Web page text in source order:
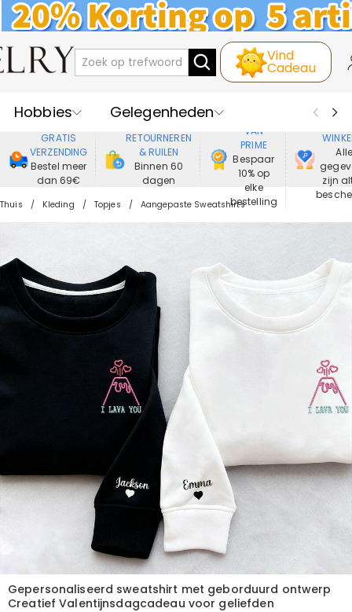
Vind
Cadeau
Hobbies
Gelegenheden
Recipienten
Best Verkochte
Nieuwe
Juwelen
GRATIS
VERZENDING
Bestel meer
dan 69€
RETOURNEREN
& RUILEN
Binnen 60
dagen
VAN
PRIME
Bespaar
10% op
elke
bestelling
Alle
zijn
Thuis Kleding Topjes Aangepaste Sweatshirts
Gepersonaliseerd sweatshirt met geborduurd ontwerp
Creatief Valentijnsdagcadeau voor geliefden